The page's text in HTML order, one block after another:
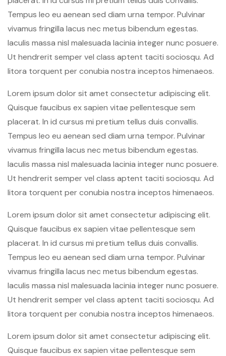
Tempus leo eu aenean sed diam urna tempor. Pulvinar
vivamus fringilla lacus nec metus bibendum egestas.
Iaculis massa nisl malesuada lacinia integer nunc posuere.
Ut hendrerit semper vel class aptent taciti sociosqu. Ad
litora torquent per conubia nostra inceptos himenaeos.
Lorem ipsum dolor sit amet consectetur adipiscing elit.
Quisque faucibus ex sapien vitae pellentesque sem
placerat. In id cursus mi pretium tellus duis convallis.
Tempus leo eu aenean sed diam urna tempor. Pulvinar
vivamus fringilla lacus nec metus bibendum egestas.
Iaculis massa nisl malesuada lacinia integer nunc posuere.
Ut hendrerit semper vel class aptent taciti sociosqu. Ad
litora torquent per conubia nostra inceptos himenaeos.
Lorem ipsum dolor sit amet consectetur adipiscing elit.
Quisque faucibus ex sapien vitae pellentesque sem
placerat. In id cursus mi pretium tellus duis convallis.
Tempus leo eu aenean sed diam urna tempor. Pulvinar
vivamus fringilla lacus nec metus bibendum egestas.
Iaculis massa nisl malesuada lacinia integer nunc posuere.
Ut hendrerit semper vel class aptent taciti sociosqu. Ad
litora torquent per conubia nostra inceptos himenaeos.
Lorem ipsum dolor sit amet consectetur adipiscing elit.
Quisque faucibus ex sapien vitae pellentesque sem